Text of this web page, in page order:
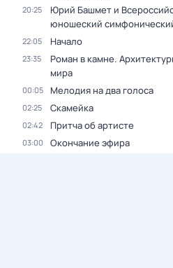
20:25
Юрий Башмет и
юношеский
22:05 Начало
23:35
Роман в камне.
мира
00:05 Мелодия на два голоса
02:25 Скамейка
02:42 Притча об артисте
03:00 Окончание эфира